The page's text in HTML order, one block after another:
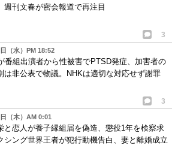
週刊文春が密会報道で再注目
3
（水）PM 18:52
番組出演者から性被害でPTSD発症、加害者の
は非公表で物議。NHKは適切な対応せず謝罪
3
（木）AM 0:01
と恋人が養子縁組届を偽造、懲役1年を検察求
シング世界王者が犯行動機告白、妻と離婚成立